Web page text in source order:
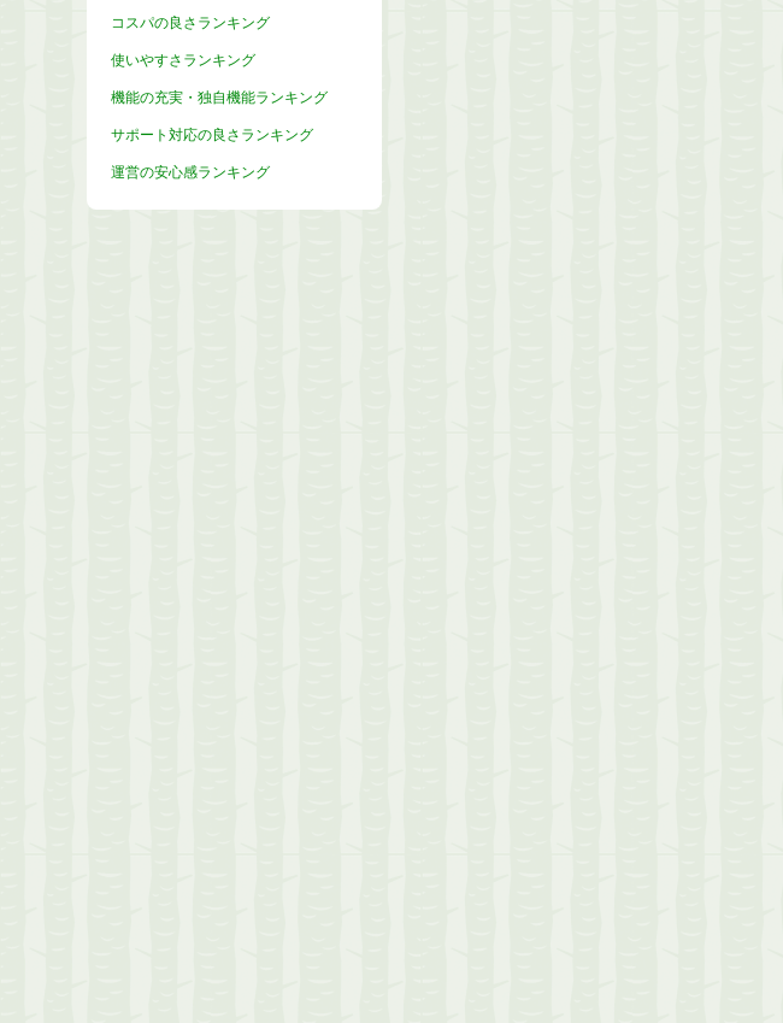
コスパの良さランキング
使いやすさランキング
機能の充実・独自機能ランキング
サポート対応の良さランキング
運営の安心感ランキング